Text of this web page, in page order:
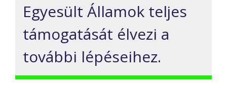
Egyesült Államok teljes
támogatását élvezi a
további lépéseihez.